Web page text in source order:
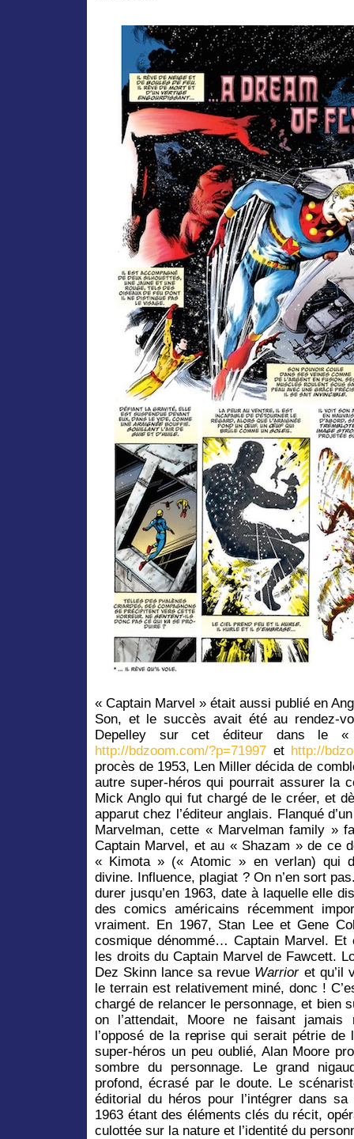
« Captain Marvel » était aussi publié en
Son, et le succès avait été au rendez-
Depelley sur cet éditeur dans le
http://bdzoom.com/?p=71997 et http://
procès de 1953, Len Miller décida de
autre super-héros qui pourrait assurer la
Mick Anglo qui fut chargé de le créer, et
apparut chez l’éditeur anglais. Flanqué
Marvelman, cette « Marvelman family »
Captain Marvel, et au « Shazam » de ce
« Kimota » (« Atomic » en verlan) qui
divine. Influence, plagiat ? On n’en sort
durer jusqu’en 1963, date à laquelle elle
des comics américains récemment
vraiment. En 1967, Stan Lee et Gene
cosmique dénommé… Captain Marvel. Et
les droits du Captain Marvel de Fawcett.
Dez Skinn lance sa revue Warrioret qu’il
le terrain est relativement miné, donc !
chargé de relancer le personnage, et bien
on l’attendait, Moore ne faisant
l’opposé de la reprise qui serait pétrie
super-héros un peu oublié, Alan Moore
sombre du personnage. Le grand
profond, écrasé par le doute. Le
éditorial du héros pour l’intégrer dans
1963 étant des éléments clés du récit,
culottée sur la nature et l’identité du